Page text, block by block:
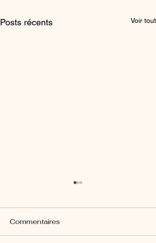
Posts récents Voir tout
Commentaires